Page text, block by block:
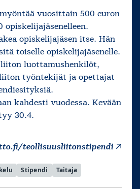
vuosittain 500 euron
opiskelijajäsenelleen.
opiskelijajäsen itse. Hän
toiselle opiskelijajäsenelle.
luottamushenkilöt,
työntekijät ja opettajat
kahdesti vuodessa. Kevään
30.4.
teollisuusliitonstipendi
Stipendi Taitaja